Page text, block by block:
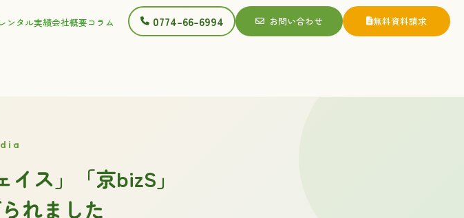
レンタル実績会社概要コラム 0774-66-6994 お問い合わせ 無料資料請求
イス」「京bizS」
れました